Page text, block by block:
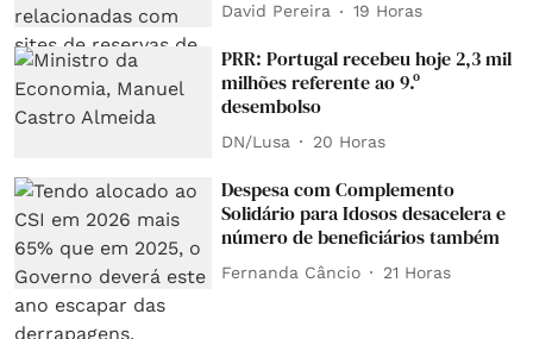
David Pereira 19 Horas
PRR: Portugal recebeu hoje 2,3 mil
milhões referente ao 9.º
desembolso
DN/Lusa 20 Horas
Despesa com Complemento
Solidário para Idosos desacelera e
número de beneficiários também
Fernanda Câncio 21 Horas